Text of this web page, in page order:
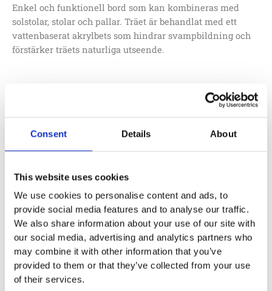
Consent Details About
This website uses cookies
We use cookies to personalise content and ads, to
provide social media features and to analyse our traffic.
We also share information about your use of our site with
our social media, advertising and analytics partners who
may combine it with other information that you’ve
provided to them or that they’ve collected from your use
of their services.
Enkel och funktionell bord som kan kombineras med
solstolar, stolar och pallar. Träet är behandlat med ett
vattenbaserat akrylbets som hindrar svampbildning och
förstärker träets naturliga utseende.
Artikelnr:JAN-0119-KI
0,6 x 0,6 x 0,5 m
Garantivillkor